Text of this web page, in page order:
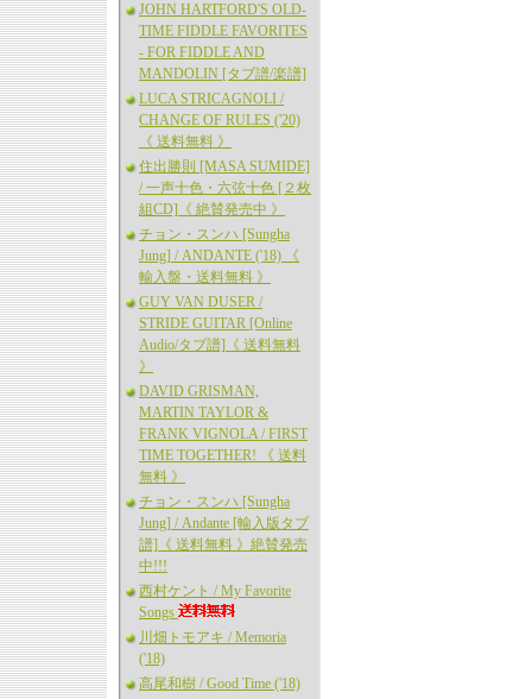
JOHN HARTFORD'S OLD-
TIME FIDDLE FAVORITES
- FOR FIDDLE AND
MANDOLIN [タブ譜/楽譜]
LUCA STRICAGNOLI /
CHANGE OF RULES ('20)
《 送料無料 》
住出勝則 [MASA SUMIDE]
/ 一声十色・六弦十色 [２枚
組CD]《 絶賛発売中 》
チョン・スンハ [Sungha
Jung] / ANDANTE ('18) 《
輸入盤・送料無料 》
GUY VAN DUSER /
STRIDE GUITAR [Online
Audio/タブ譜]《 送料無料
》
DAVID GRISMAN,
MARTIN TAYLOR &
FRANK VIGNOLA / FIRST
TIME TOGETHER! 《 送料
無料 》
チョン・スンハ [Sungha
Jung] / Andante [輸入版タブ
譜]《 送料無料 》絶賛発売
中!!!
西村ケント / My Favorite
Songs
川畑トモアキ / Memoria
('18)
高尾和樹 / Good Time ('18)